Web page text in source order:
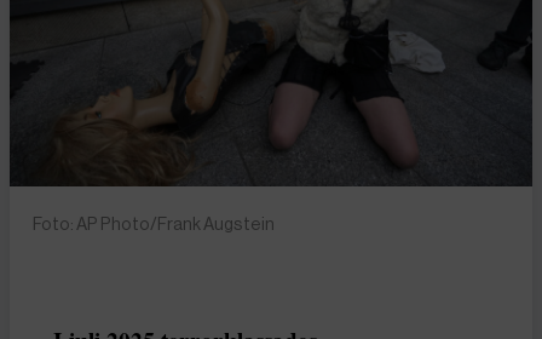
Foto: AP Photo/Frank Augstein